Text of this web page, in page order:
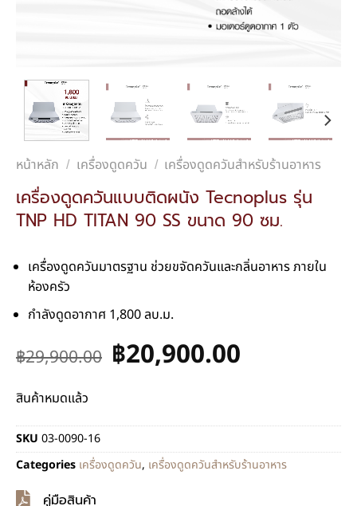
หน้าหลัก / เครื่องดูดควัน / เครื่องดูดควันสำหรับร้านอาหาร
เครื่องดูดควันแบบติดผนัง Tecnoplus รุ่น
TNP HD TITAN 90 SS ขนาด 90 ซม.
เครื่องดูดควันมาตรฐาน ช่วยขจัดควันและกลิ่นอาหาร ภายใน
ห้องครัว
กำลังดูดอากาศ 1,800 ลบ.ม.
฿29,900.00 ฿20,900.00
สินค้าหมดแล้ว
SKU 03-0090-16
Categories เครื่องดูดควัน, เครื่องดูดควันสำหรับร้านอาหาร
คู่มือสินค้า